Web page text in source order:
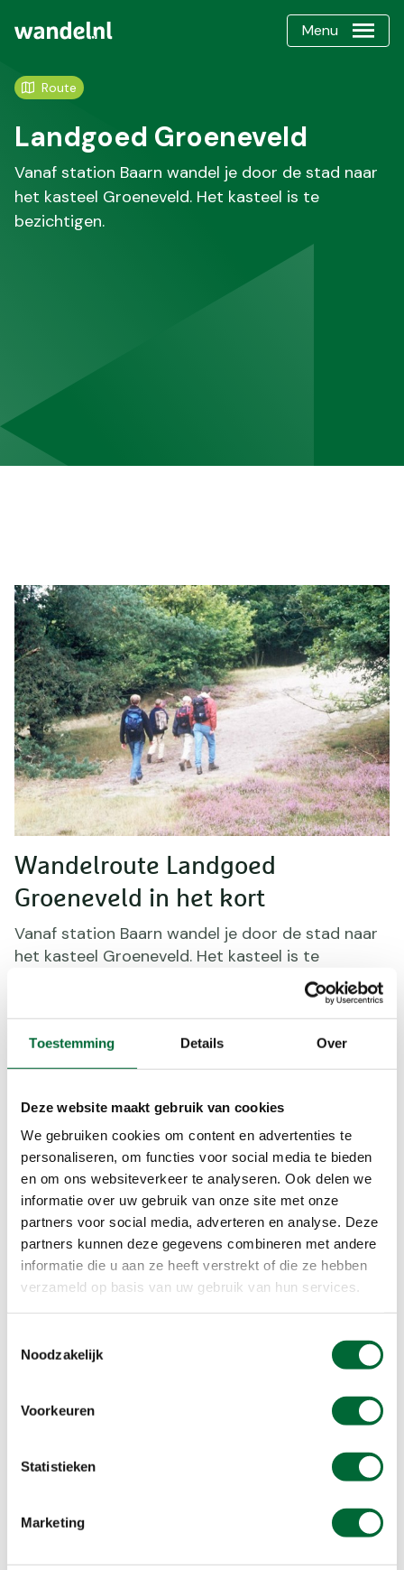
Toestemming Details Over
Deze website maakt gebruik van cookies
We gebruiken cookies om content en advertenties te
personaliseren, om functies voor social media te bieden
en om ons websiteverkeer te analyseren. Ook delen we
informatie over uw gebruik van onze site met onze
partners voor social media, adverteren en analyse. Deze
partners kunnen deze gegevens combineren met andere
informatie die u aan ze heeft verstrekt of die ze hebben
verzameld op basis van uw gebruik van hun services.
Noodzakelijk
Voorkeuren
Statistieken
Marketing
Menu
Route
Landgoed Groeneveld
Vanaf station Baarn wandel je door de stad naar
het kasteel Groeneveld. Het kasteel is te
bezichtigen.
Wandelroute Landgoed
Groeneveld in het kort
Vanaf station Baarn wandel je door de stad naar
het kasteel Groeneveld. Het kasteel is te
bezichtigen (maandag gesloten). Vervolgens
wandel je over het landgoed Groeneveld; een
park in de romantische Engelse landschapsstijl. In
het weekend kan het hier soms druk zijn. De route
gaat vervolgens door de bossen aan de
Zuider- en Westerheide. Op de heide grazen
Charolais-runderen, om te voorkomen dat de
heide dichtgroeit met gras, bomen en struiken.
De route eindigt in Hilversum bij station Hilversum
Media Park.
De wandelroute start bij het station Baarn eindigt
bij station Hilversum Media Park. De totale
wandeling bedraagt 15,7 km. De route is een NS-
wandelroute. Via de onderstaande button kun je
Lees ook